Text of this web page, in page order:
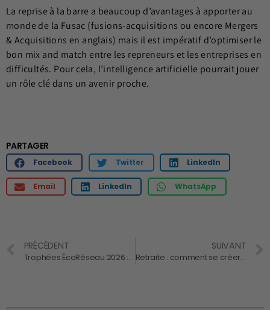
La reprise à la barre a beaucoup d’avantages à apporter au
monde de la Fusac (fusions-acquisitions ou encore Mergers
& Acquisitions en anglais) mais il est impératif d’optimiser le
bon mix and match entre les repreneurs et les entreprises en
difficultés. Pour cela, l’intelligence artificielle pourrait jouer
un rôle clé dans un avenir proche.
PARTAGER
Facebook Twitter LinkedIn
Email LinkedIn WhatsApp
PRÉCÉDENT
Trophées ÉcoRéseau 2026 : Osez et soyez récompensé !
SUIVANT
Retraite : comment se créer un patrimoine de rapport ou frugifère ?